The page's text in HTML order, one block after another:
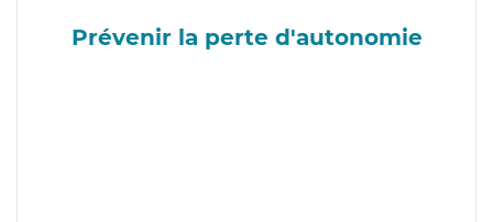
Prévenir la perte d'autonomie